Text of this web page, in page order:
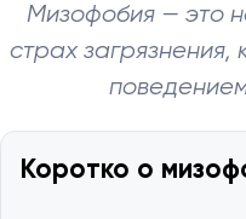
Мизофобия — это
страх загрязнения,
Коротко о